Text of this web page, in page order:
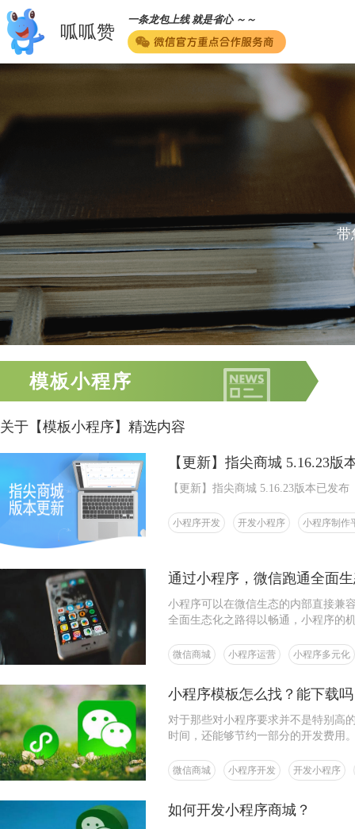
呱呱赞
一条龙包上线 就是省心 ～～
带
模板小程序
关于【模板小程序】精选内容
【更新】指尖商城 5.16.23版
【更新】指尖商城 5.16.23版本已发布
小程序开发 开发小程序 小程序制作
通过小程序，微信跑通全面
小程序可以在微信生态的内部直接兼
全面生态化之路得以畅通，小程序的
微信商城 小程序运营 小程序多元化
小程序模板怎么找？能下载
对于那些对小程序要求并不是特别高
时间，还能够节约一部分的开发费用
微信商城 小程序开发 开发小程序
如何开发小程序商城？